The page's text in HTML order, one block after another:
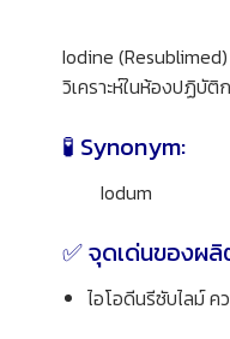
Iodine
วิเคราะห์ในห้องปฏิบั
🧪 Synonym:
Iodum
✅ จุดเด่นของผ
ไอโอดีนรีซับไลม์